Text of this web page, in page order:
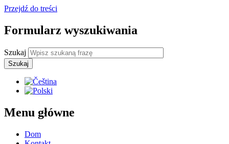
Przejdź do treści
Formularz wyszukiwania
Szukaj
Menu główne
Dom